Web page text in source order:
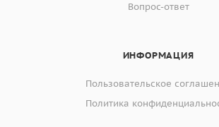
Вопрос-ответ
ИНФОРМАЦИЯ
Пользовательское
Политика